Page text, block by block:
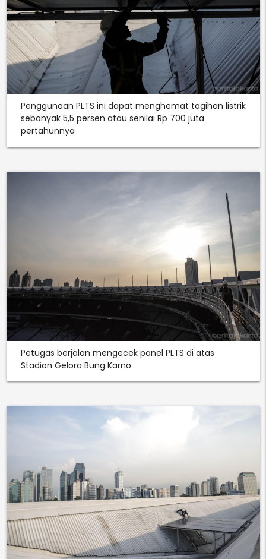
Penggunaan PLTS ini dapat menghemat tagihan listrik
sebanyak 5,5 persen atau senilai Rp 700 juta
pertahunnya
Petugas berjalan mengecek panel PLTS di atas
Stadion Gelora Bung Karno